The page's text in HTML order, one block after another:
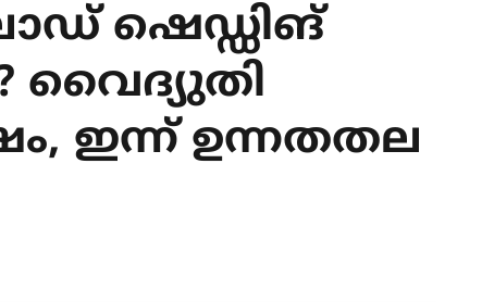
ഷെഡ്ഡിങ്
വൈദ്യുതി
ഇന്ന് ഉന്നതതല